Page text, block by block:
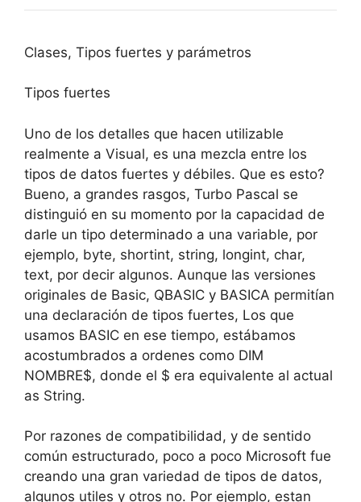
Clases, Tipos fuertes y parámetros
Tipos fuertes
Uno de los detalles que hacen utilizable
realmente a Visual, es una mezcla entre los
tipos de datos fuertes y débiles. Que es esto?
Bueno, a grandes rasgos, Turbo Pascal se
distinguió en su momento por la capacidad de
darle un tipo determinado a una variable, por
ejemplo, byte, shortint, string, longint, char,
text, por decir algunos. Aunque las versiones
originales de Basic, QBASIC y BASICA permitían
una declaración de tipos fuertes, Los que
usamos BASIC en ese tiempo, estábamos
acostumbrados a ordenes como DIM
NOMBRE$, donde el $ era equivalente al actual
as String.
Por razones de compatibilidad, y de sentido
común estructurado, poco a poco Microsoft fue
creando una gran variedad de tipos de datos,
algunos utiles y otros no. Por ejemplo, estan